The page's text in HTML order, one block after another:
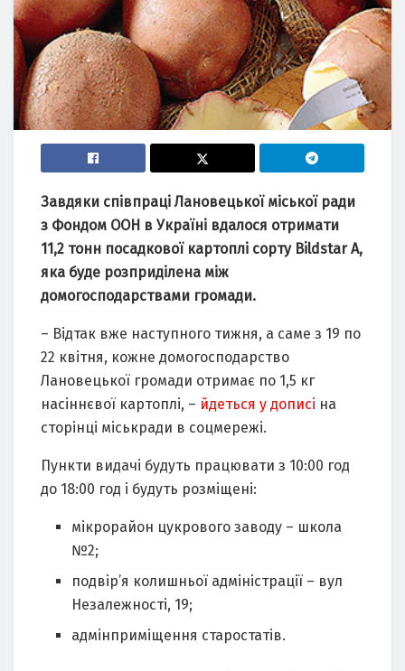
Завдяки співпраці Лановецької міської ради
з Фондом ООН в Україні вдалося отримати
11,2 тонн посадкової картоплі сорту Bildstar A,
яка буде розприділена між
домогосподарствами громади.
– Відтак вже наступного тижня, а саме з 19 по
22 квітня, кожне домогосподарство
Лановецької громади отримає по 1,5 кг
насіннєвої картоплі, – йдеться у дописі на
сторінці міськради в соцмережі.
Пункти видачі будуть працювати з 10:00 год
до 18:00 год і будуть розміщені:
мікрорайон цукрового заводу – школа
№2;
подвір’я колишньої адміністрації – вул
Незалежності, 19;
адмінприміщення старостатів.